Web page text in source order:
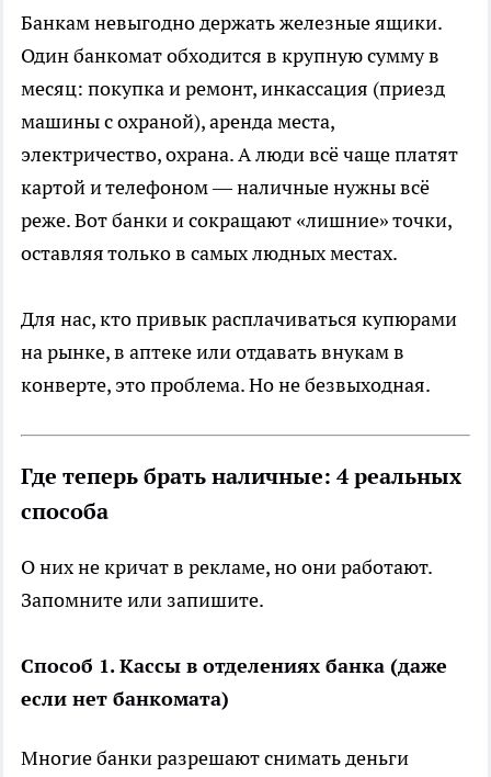
Банкам невыгодно держать железные ящики.
Один банкомат обходится в крупную сумму в
месяц: покупка и ремонт, инкассация (приезд
машины с охраной), аренда места,
электричество, охрана. А люди всё чаще платят
картой и телефоном — наличные нужны всё
реже. Вот банки и сокращают «лишние» точки,
оставляя только в самых людных местах.
Для нас, кто привык расплачиваться купюрами
на рынке, в аптеке или отдавать внукам в
конверте, это проблема. Но не безвыходная.
Где теперь брать наличные: 4 реальных
способа
О них не кричат в рекламе, но они работают.
Запомните или запишите.
Способ 1. Кассы в отделениях банка (даже
если нет банкомата)
Многие банки разрешают снимать деньги